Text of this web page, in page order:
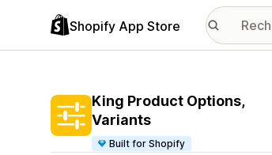
Shopify App Store
King Product Options,
Variants
Built for Shopify